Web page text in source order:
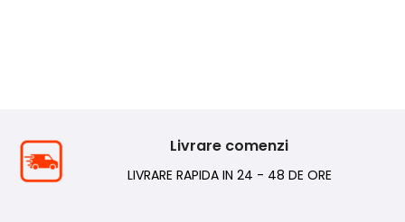
Livrare comenzi
LIVRARE RAPIDA IN 24 - 48 DE ORE